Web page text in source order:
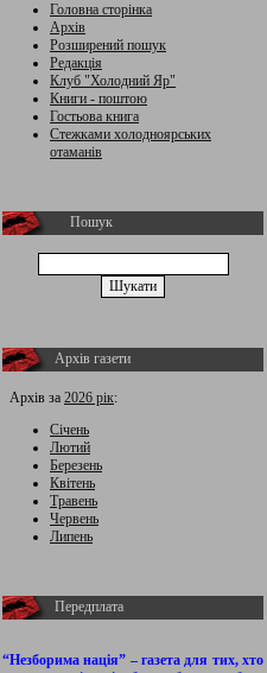
Головна сторінка
Архів
Розширений пошук
Редакція
Клуб "Холодний Яр"
Книги - поштою
Гостьова книга
Стежками холодноярських
отаманів
Пошук
Архів газети
Архів за 2026 рік:
Січень
Лютий
Березень
Квітень
Травень
Червень
Липень
Передплата
“Незборима нація” – газета для тих, хто